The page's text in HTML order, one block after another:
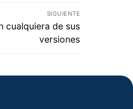
SIGUIENTE
cualquiera de sus
versiones